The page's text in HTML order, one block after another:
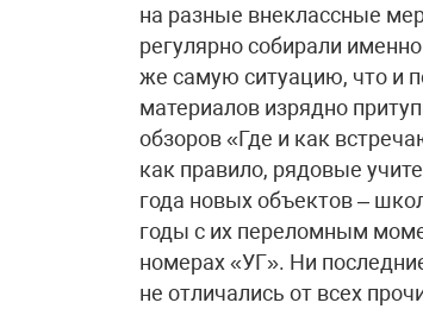
на разные внеклассные
регулярно собирали
же самую ситуацию, что и
материалов изрядно
обзоров «Где и как
как правило, рядовые
года новых объектов –
годы с их переломным
номерах «УГ». Ни
не отличались от всех